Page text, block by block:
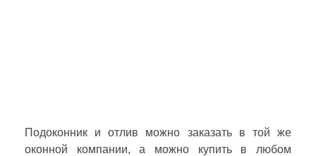
Подоконник и отлив можно заказать в той же
оконной компании, а можно купить в любом